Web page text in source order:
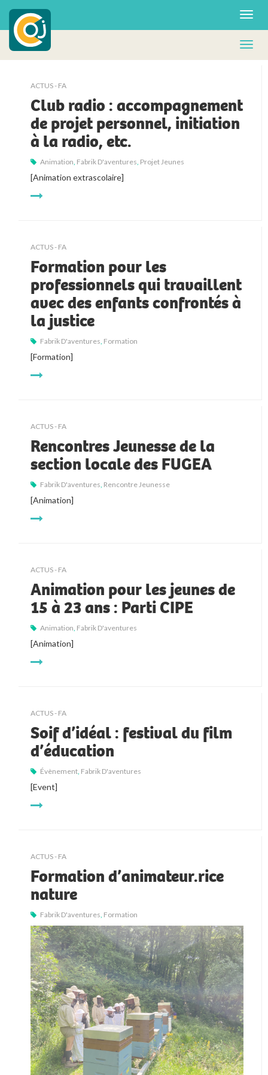
ACTUS - FA
Club radio : accompagnement
de projet personnel, initiation
à la radio, etc.
Animation Fabrik D'aventures Projet Jeunes
[Animation extrascolaire]
ACTUS - FA
Formation pour les
professionnels qui travaillent
avec des enfants confrontés à
la justice
Fabrik D'aventures Formation
[Formation]
ACTUS - FA
Rencontres Jeunesse de la
section locale des FUGEA
Fabrik D'aventures Rencontre Jeunesse
[Animation]
ACTUS - FA
Animation pour les jeunes de
15 à 23 ans : Parti CIPE
Animation Fabrik D'aventures
[Animation]
ACTUS - FA
Soif d’idéal : festival du film
d’éducation
Évènement Fabrik D'aventures
[Event]
ACTUS - FA
Formation d’animateur.rice
nature
Fabrik D'aventures Formation